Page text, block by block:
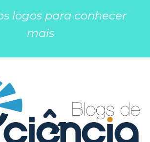
logos para conhecer
mais